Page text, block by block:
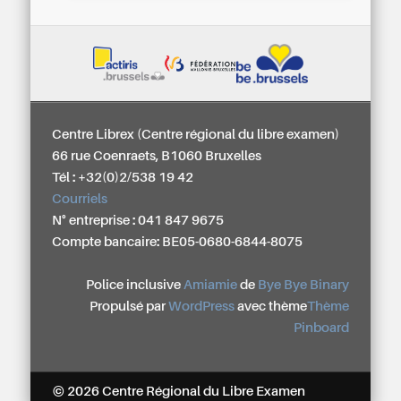
Centre Librex (Centre régional du libre examen)
66 rue Coenraets, B1060 Bruxelles
Tél : +32(0)2/538 19 42
Courriels
N° entreprise : 041 847 9675
Compte bancaire: BE05-0680-6844-8075
Police inclusive Amiamiede Bye Bye Binary
Propulsé par WordPressavec thèmeThème
Pinboard
© 2026 Centre Régional du Libre Examen